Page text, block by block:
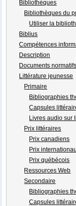
Bibliothèques
Bibliothèques du
Utiliser la
Biblius
Compétences
Description
Documents normatifs
Littérature jeunesse
Primaire
Bibliographies
Capsules
Livres audio sur
Prix littéraires
Prix canadiens
Prix
Prix québécois
Ressources Web
Secondaire
Bibliographies
Capsules